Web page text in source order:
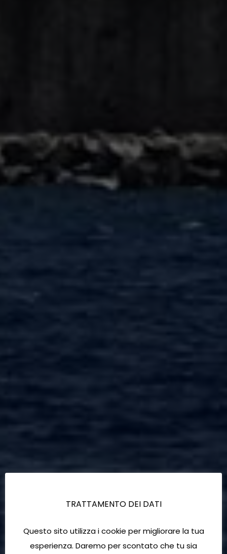
TRATTAMENTO DEI DATI
Questo sito utilizza i cookie per migliorare la tua
esperienza. Daremo per scontato che tu sia